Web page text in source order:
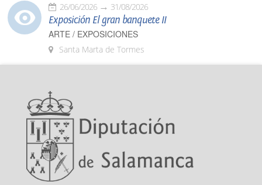
26/06/2026 31/08/2026
Exposición El gran banquete II
ARTE / EXPOSICIONES
Santa Marta de Tormes